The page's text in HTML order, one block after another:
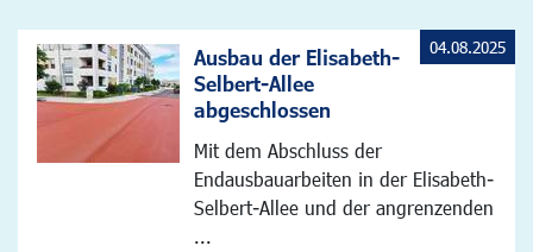
Ausbau der Elisabeth-
Selbert-Allee
abgeschlossen
Mit dem Abschluss der
Endausbauarbeiten in der Elisabeth-
Selbert-Allee und der angrenzenden
...
04.08.2025